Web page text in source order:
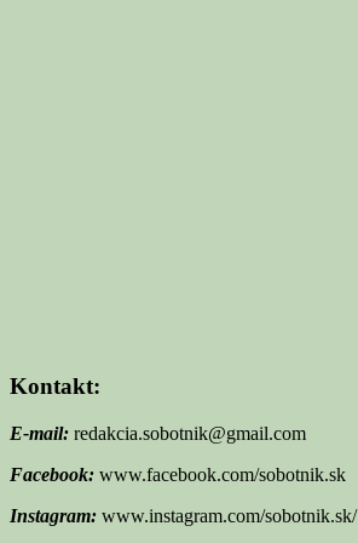
Kontakt:
E-mail: redakcia.sobotnik@gmail.com
Facebook: www.facebook.com/sobotnik.sk
Instagram: www.instagram.com/sobotnik.sk/